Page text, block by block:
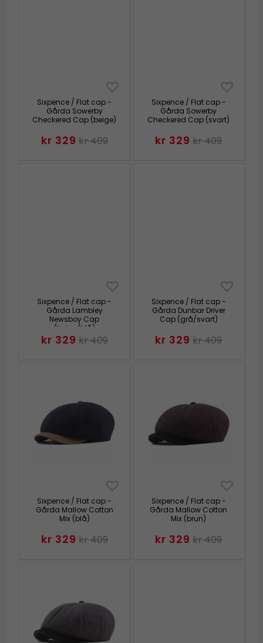
Sixpence / Flat cap -
Gårda Sowerby
Checkered Cap (beige)
kr 329 kr 409
Sixpence / Flat cap -
Gårda Sowerby
Checkered Cap (svart)
kr 329 kr 409
Sixpence / Flat cap -
Gårda Lambley
Newsboy Cap
(beige/blå)
kr 329 kr 409
Sixpence / Flat cap -
Gårda Dunbar Driver
Cap (grå/svart)
kr 329 kr 409
Sixpence / Flat cap -
Gårda Mallow Cotton
Mix (blå)
kr 329 kr 409
Sixpence / Flat cap -
Gårda Mallow Cotton
Mix (brun)
kr 329 kr 409